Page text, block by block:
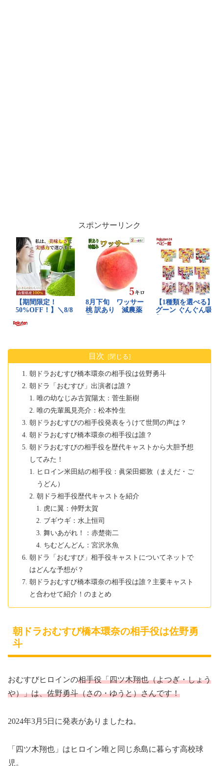
スポンサーリンク
目次
朝ドラおむすび橋本環奈の相手役は佐野勇斗
朝ドラ「おむすび」出演者は誰？
唯の幼なじみ古賀陽太：菅生新樹
唯の先輩風見亮介：松本怜生
朝ドラおむすびの相手役発表をうけて世間の声は？
朝ドラおむすび橋本環奈の相手役は誰？
朝ドラおむすびの相手役を歴代キャストから大胆予想
してみた！
ヒロイン米田結の相手役：眞栄田郷敦（まえだ・ご
うどん）
朝ドラ相手役歴代キャストを紹介
虎に翼：仲野太賀
ブギウギ：水上恒司
舞いあがれ！：赤楚衛二
ちむどんどん：宮沢氷魚
朝ドラ「おむすび」相手役キャストについてネットで
はどんな予想が？
朝ドラおむすび橋本環奈の相手役は誰？主要キャスト
と合わせて紹介！のまとめ
朝ドラおむすび橋本環奈の相手役は佐野勇
斗
おむすびヒロインの相手役「四ツ木翔也（よつぎ・しょう
や）」は、佐野勇斗（さの・ゆうと）さんです！
2024年3月5日に発表がありましたね。
「四ツ木翔也」はヒロイン唯と同じ糸島に暮らす高校球
児。